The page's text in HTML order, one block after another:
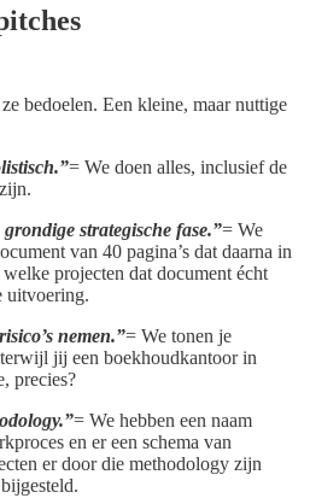
bedoelen. Een kleine, maar nuttige
= We doen alles, inclusief de
strategische fase.”= We
van 40 pagina’s dat daarna in
projecten dat document écht
uitvoering.
nemen.”= We tonen je
jij een boekhoudkantoor in
precies?
= We hebben een naam
en er een schema van
er door die methodology zijn